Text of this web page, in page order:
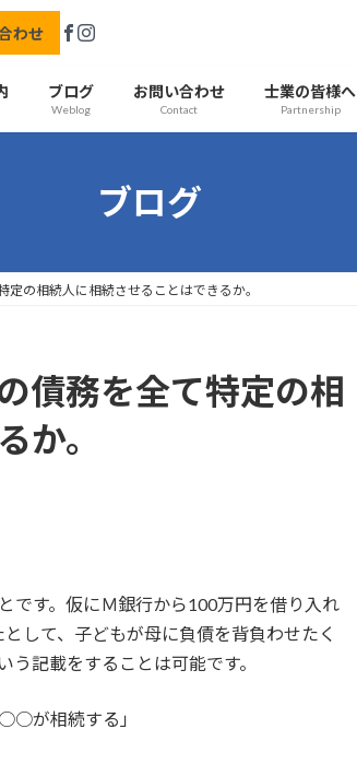
わせ
ブログ
Weblog
お問い合わせ
Contact
士業の皆様へ
Partnership
ブログ
の相続人に相続させることはできるか。
債務を全て特定の相
か。
です。仮にＭ銀行から100万円を借り入れ
して、子どもが母に負債を背負わせたく
記載をすることは可能です。
が相続する」